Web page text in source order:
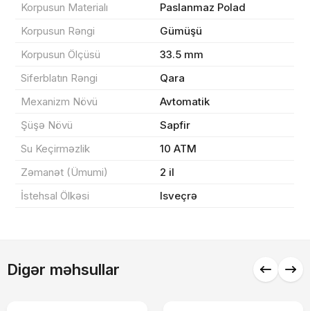
Korpusun Materialı
Paslanmaz Polad
Korpusun Rəngi
Gümüşü
Korpusun Ölçüsü
33.5 mm
Siferblatın Rəngi
Qara
Mexanizm Növü
Avtomatik
Şüşə Növü
Sapfir
Su Keçirməzlik
10 ATM
Zəmanət (Ümumi)
2 il
İstehsal Ölkəsi
Isveçrə
Digər məhsullar
Çatdırılma
Yekun məbləğ
Sifarişi rəsmiləşdir
Alış-verişə davam et
OK